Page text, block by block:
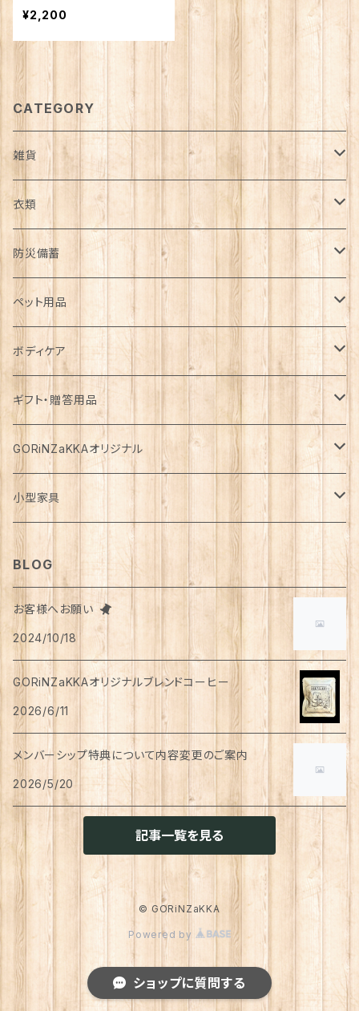
ープ 200g
¥2,200
CATEGORY
雑貨
日用品雑貨
インテリア
カゴ・バスケット
エコバッグ
鏡
お風呂・ランドリー
タオル
スリッパ
マスク
ハンドソープ
アロマ・お香
トラベルセット
カレンダー
クッション・クッションカバー
ファブリック・マルチカバー
ブランケット
照明
服飾雑貨
帽子
アクセサリー
マフラー・ストール
ブランケット
バッグ
カゴバッグ
スマホショルダーバッグ
ポーチ
お財布・カード入れ
手袋・アームカバー
ハンカチ
てぬぐい
キーホルダー
メガネ・メガネケース
傘
レインコート
キッチン雑貨
食器
お箸
カトラリー
ストロー
ポット・急須
湯のみ
カップ&ソーサー
マグカップ
コースター
お皿
箸置き
お菓子作り
ふきん
トレー・お盆
ガーデン雑貨
ジョウロ
鉢
支柱
ステーショナリー
紙類
ノート
カード
はがき
ペン
メモ帳
便箋
スケジュール帳
はさみ
ふせん
ポチ袋
マスキングテープ
シール
ミニチュア
アウトドア
手芸用品
衣類
アウター
コート
ダウン
ジャケット
パーカー・ウィンドブレーカー
カーディガン
ベスト
ブルゾン
トップス
長袖
半袖
五分丈、七分丈
ニット
タンクトップ
フレンチスリーブ
ボトムス
スカート
キュロット
パンツ
ワンピース・チュニック
ルームウェア・パジャマ
アンダーウェア
レッグウェア
靴下
タイツ
足首ウォーマー
メンズ
ボトムス
アウター
ジャケット
トップス
防災備蓄
防災用品
下着
食器・カトラリー
バッテリー
ブランケット・寝具
食料
パックご飯
お餅
穀物
粉物
缶詰・瓶詰
レトルト惣菜
カレー
味噌汁・スープ
お茶漬け
乾物
調味料・オイル
だし
ジャム・ペースト
飲料
水・炭酸水
ジュース
コーヒー
紅茶
お茶
ハーブティー
希釈飲料
ペーパー類
トイレットペーパー
ティッシュペーパー
ライト
ろうそく
ペット用品
ドライフード
犬用
猫用
ウェットフード
無添加・手作り（犬用）
猫用
缶詰
犬用
猫用
レトルト食品
犬用
猫用
おやつ
犬用
猫用
犬猫共通
食器
犬用
猫用
衣類・服飾雑貨
犬用
猫用
おもちゃ
犬用
猫用
ボディケア
犬用
猫用
犬猫兼用
ベッド
トイレ周り
犬用
猫用
犬猫兼用
その他雑貨
サプリメント
犬
ボディケア
基礎化粧品
化粧水
乳液
医薬部外品
リップクリーム
メイク用品
ボディーソープ
ヘアケア
クシ・ブラシ
シャンプー
リンスインシャンプー
トリートメント
せっけん
洗顔
ハンドクリーム
オーラルケア
入浴剤・バスボム
ギフト・贈答用品
食品・飲料
食器類
タオル
洗剤
防災用品
ラッピング資材
GORiNZaKKAオリジナル
アパレル
Tシャツ
アクセサリー
ピアス
イヤリング・ノンホールピアス
リング
飲料
珈琲
小型家具
スツール
BLOG
お客様へお願い
2024/10/18
GORiNZaKKAオリジナルブレンドコーヒー
2026/6/11
メンバーシップ特典について内容変更のご案内
2026/5/20
記事一覧を見る
© GORiNZaKKA
Powered by
ショップに質問する